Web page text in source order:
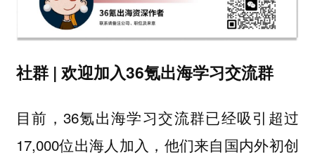
社群 | 欢迎加入36氪出海学习交流群
目前，36氪出海学习交流群已经吸引超过
17,000位出海人加入，他们来自国内外初创